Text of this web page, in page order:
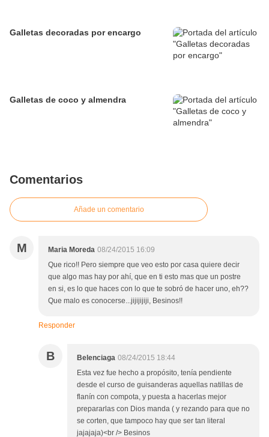
Galletas decoradas por encargo
Galletas de coco y almendra
Comentarios
Añade un comentario
M Maria Moreda 08/24/2015 16:09
Que rico!! Pero siempre que veo esto por casa quiere decir
que algo mas hay por ahí, que en ti esto mas que un postre
en si, es lo que haces con lo que te sobró de hacer uno, eh??
Que malo es conocerse...jijijijiji, Besinos!!
Responder
B Belenciaga 08/24/2015 18:44
Esta vez fue hecho a propósito, tenía pendiente
desde el curso de guisanderas aquellas natillas de
flanín con compota, y puesta a hacerlas mejor
prepararlas con Dios manda ( y rezando para que no
se corten, que tampoco hay que ser tan literal
jajajaja)<br /> Besinos